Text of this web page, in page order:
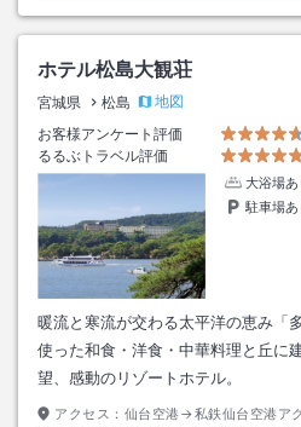
ホテル松島大観荘
宮城県 松島
地図
お客様アンケート評価
るるぶトラベル評価
大浴場あ
駐車場あ
暖流と寒流が交わる太平洋の恵み「
使った和食・洋食・中華料理と丘に
望、感動のリゾートホテル。
アクセス： 仙台空港→私鉄仙台空港ア